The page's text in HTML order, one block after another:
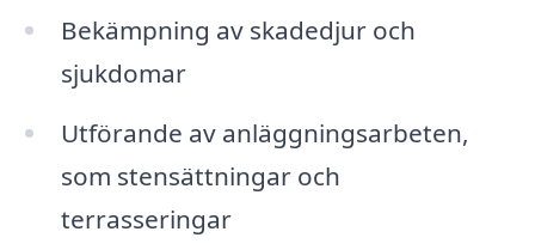
Bekämpning av skadedjur och
sjukdomar
Utförande av anläggningsarbeten,
som stensättningar och
terrasseringar